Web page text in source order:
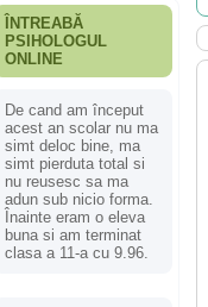
ÎNTREABĂ
PSIHOLOGUL
ONLINE
De cand am început
acest an scolar nu ma
simt deloc bine, ma
simt pierduta total si
nu reusesc sa ma
adun sub nicio forma.
Înainte eram o eleva
buna si am terminat
clasa a 11-a cu 9.96.